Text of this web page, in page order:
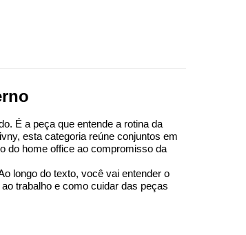
É a peça que entende a rotina da
esta categoria reúne conjuntos em
do home office ao compromisso da
longo do texto, você vai entender o
trabalho e como cuidar das peças